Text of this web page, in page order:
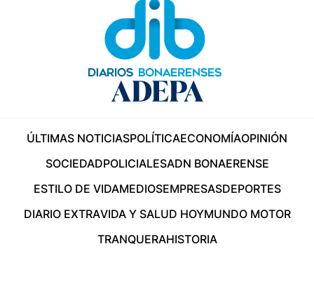
ÚLTIMAS NOTICIASPOLÍTICAECONOMÍAOPINIÓN
SOCIEDADPOLICIALESADN BONAERENSE
ESTILO DE VIDAMEDIOSEMPRESASDEPORTES
DIARIO EXTRAVIDA Y SALUD HOYMUNDO MOTOR
TRANQUERAHISTORIA